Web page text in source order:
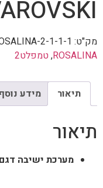
מק"ט: 2-1-1-1
ROSALINA
,טמפלט2
תיאור מידע
תיאור
מערכת ישיבה